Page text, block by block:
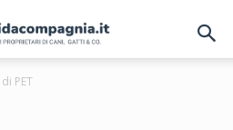
PET